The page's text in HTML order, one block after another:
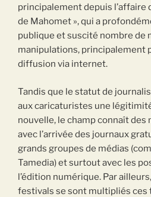
principalement depuis l’affaire
de Mahomet », qui a
publique et suscité nombre de
manipulations, principalement
diffusion via internet.
Tandis que le statut de
aux caricaturistes une
nouvelle, le champ connaît
avec l’arrivée des journaux
grands groupes de médias
Tamedia) et surtout avec les
l’édition numérique. Par
festivals se sont multipliés ces